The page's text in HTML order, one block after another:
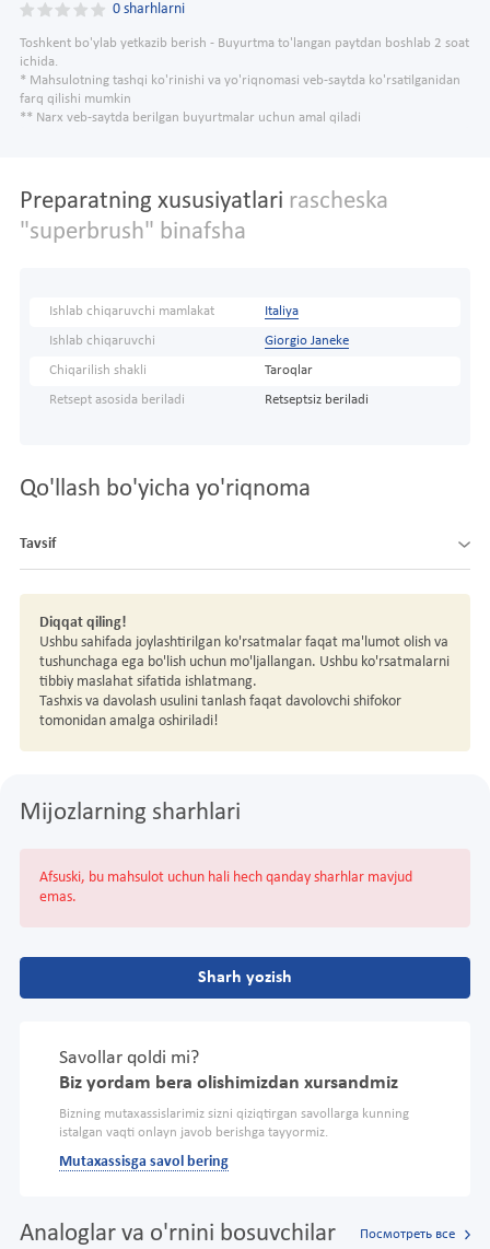
0 sharhlarni
Toshkent bo'ylab yetkazib berish - Buyurtma to'langan paytdan boshlab 2 soat
ichida.
* Mahsulotning tashqi ko'rinishi va yo'riqnomasi veb-saytda ko'rsatilganidan
farq qilishi mumkin
** Narx veb-saytda berilgan buyurtmalar uchun amal qiladi
Preparatning xususiyatlari rascheska
"superbrush" binafsha
Ishlab chiqaruvchi mamlakat Italiya
Ishlab chiqaruvchi Giorgio Janeke
Chiqarilish shakli Taroqlar
Retsept asosida beriladi Retseptsiz beriladi
Qo'llash bo'yicha yo'riqnoma
Tavsif
Diqqat qiling!
Ushbu sahifada joylashtirilgan ko'rsatmalar faqat ma'lumot olish va
tushunchaga ega bo'lish uchun mo'ljallangan. Ushbu ko'rsatmalarni
tibbiy maslahat sifatida ishlatmang.
Tashxis va davolash usulini tanlash faqat davolovchi shifokor
tomonidan amalga oshiriladi!
Mijozlarning sharhlari
Afsuski, bu mahsulot uchun hali hech qanday sharhlar mavjud
emas.
Sharh yozish
Savollar qoldi mi?
Biz yordam bera olishimizdan xursandmiz
Bizning mutaxassislarimiz sizni qiziqtirgan savollarga kunning
istalgan vaqti onlayn javob berishga tayyormiz.
Mutaxassisga savol bering
Analoglar va o'rnini bosuvchilar Посмотреть все